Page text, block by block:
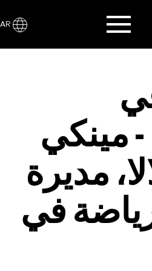
- مينكي
مديرة
في